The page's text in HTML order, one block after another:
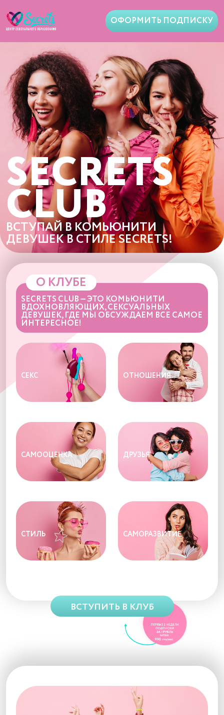
ОФОРМИТЬ ПОДПИСКУ
SECRETS
CLUB
ВСТУПАЙ В КОМЬЮНИТИ
ДЕВУШЕК В СТИЛЕ SECRETS!
О КЛУБЕ
SECRETS CLUB — ЭТО КОМЬЮНИТИ
ВДОХНОВЛЯЮЩИХ, СЕКСУАЛЬНЫХ
ДЕВУШЕК, ГДЕ МЫ ОБСУЖДАЕМ ВСЕ САМОЕ
ИНТЕРЕСНОЕ!
СЕКС ОТНОШЕНИЯ
САМООЦЕНКА ДРУЗЬЯ
СТИЛЬ САМОРАЗВИТИЕ
ВСТУПИТЬ В КЛУБ